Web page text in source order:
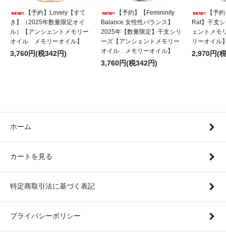
【予約】Lovely【すて
き】（2025年数量限定オイ
ル）【アンシェントメモリー
オイル メモリーオイル】
3,760円(税342円)
【予約】【Femininity
Balance 女性性バランス】
2025年【数量限定】干支シリ
ーズ【アンシェントメモリー
オイル メモリーオイル】
3,760円(税342円)
【予
Rat】干支
ェントメ
リーオイル
2,970円(
ホーム
カートを見る
特定商取引法に基づく表記
プライバシーポリシー